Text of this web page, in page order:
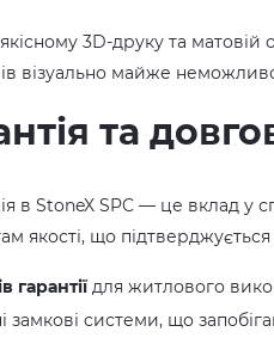
3D-друку та матовій
візуально майже
та
в StoneX SPC — це вклад у
якості, що
гарантії для житлового
замкові системи, що